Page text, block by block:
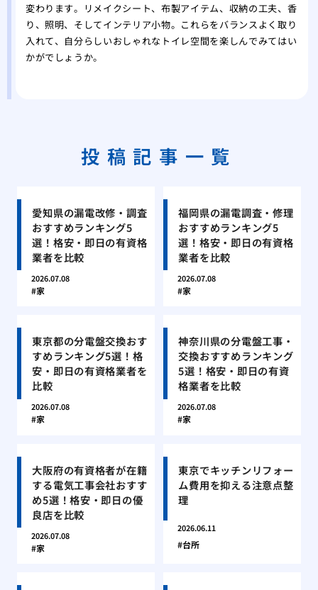
変わります。リメイクシート、布製アイテム、収納の工夫、香
り、照明、そしてインテリア小物。これらをバランスよく取り
入れて、自分らしいおしゃれなトイレ空間を楽しんでみてはい
かがでしょうか。
投稿記事一覧
愛知県の漏電改修・調査
おすすめランキング5
選！格安・即日の有資格
業者を比較
2026.07.08
家
福岡県の漏電調査・修理
おすすめランキング5
選！格安・即日の有資格
業者を比較
2026.07.08
家
東京都の分電盤交換おす
すめランキング5選！格
安・即日の有資格業者を
比較
2026.07.08
家
神奈川県の分電盤工事・
交換おすすめランキング
5選！格安・即日の有資
格業者を比較
2026.07.08
家
大阪府の有資格者が在籍
する電気工事会社おすす
め5選！格安・即日の優
良店を比較
2026.07.08
家
東京でキッチンリフォー
ム費用を抑える注意点整
理
2026.06.11
台所